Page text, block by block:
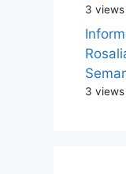
3 views
3 views